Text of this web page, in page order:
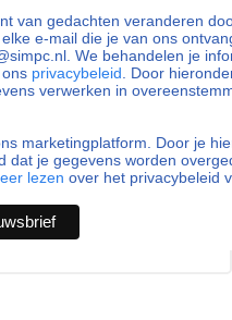
van gedachten veranderen
e-mail die je van ons
We behandelen je
privacybeleid . Door
verwerken in
marketingplatform. Door je
dat je gegevens worden
lezen over het privacybeleid